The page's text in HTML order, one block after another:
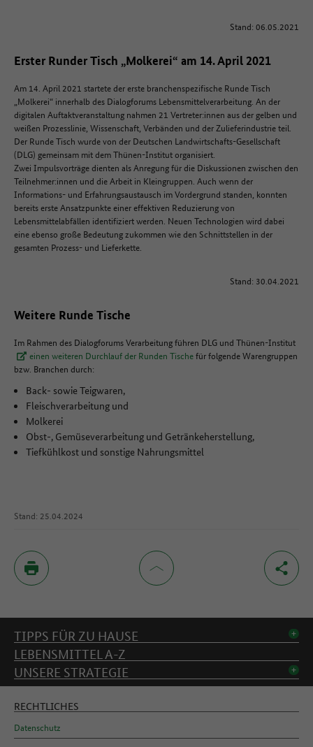
Stand: 06.05.2021
Erster Runder Tisch „Molkerei“ am 14. April 2021
Am 14. April 2021 startete der erste branchenspezifische Runde Tisch
„Molkerei“ innerhalb des Dialogforums Lebensmittelverarbeitung. An der
digitalen Auftaktveranstaltung nahmen 21 Vertreter:innen aus der gelben und
weißen Prozesslinie, Wissenschaft, Verbänden und der Zulieferindustrie teil.
Der Runde Tisch wurde von der Deutschen Landwirtschafts-Gesellschaft
(DLG) gemeinsam mit dem Thünen-Institut organisiert.
Zwei Impulsvorträge dienten als Anregung für die Diskussionen zwischen den
Teilnehmer:innen und die Arbeit in Kleingruppen. Auch wenn der
Informations- und Erfahrungsaustausch im Vordergrund standen, konnten
bereits erste Ansatzpunkte einer effektiven Reduzierung von
Lebensmittelabfällen identifiziert werden. Neuen Technologien wird dabei
eine ebenso große Bedeutung zukommen wie den Schnittstellen in der
gesamten Prozess- und Lieferkette.
Stand: 30.04.2021
Weitere Runde Tische
Im Rahmen des Dialogforums Verarbeitung führen DLG und Thünen-Institut
einen weiteren Durchlauf der Runden Tischefür folgende Warengruppen
bzw. Branchen durch:
Back- sowie Teigwaren,
Fleischverarbeitung und
Molkerei
Obst-, Gemüseverarbeitung und Getränkeherstellung,
Tiefkühlkost und sonstige Nahrungsmittel
Stand: 25.04.2024
Inhaltsverzeichnis
TIPPS FÜR ZU HAUSE
LEBENSMITTEL A-Z
UNSERE STRATEGIE
RECHTLICHES
Datenschutz